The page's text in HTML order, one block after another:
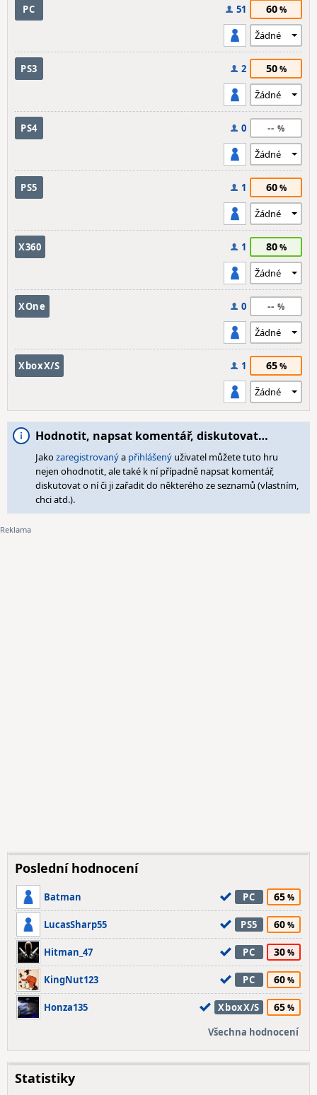
PC 51 60
PS3 2 50
PS4 0 --
PS5 1 60
X360 1 80
XOne 0 --
XboxX/S 1 65
Hodnotit, napsat komentář, diskutovat…
Jakozaregistrovanýa přihlášený uživatel můžete tuto hru
nejen ohodnotit, ale také k ní případně napsat komentář,
diskutovat o ní či ji zařadit do některého ze seznamů (vlastním,
chci atd.).
Poslední hodnocení
Batman PC 65
LucasSharp55 PS5 60
Hitman_47 PC 30
KingNut123 PC 60
Honza135 XboxX/S 65
Všechna hodnocení
Statistiky